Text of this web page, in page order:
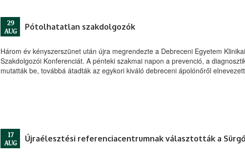
29
AUG
Pótolhatatlan szakdolgozók
Három év kényszerszünet után újra megrendezte a Debreceni Egyetem
Szakdolgozói Konferenciát. A pénteki szakmai napon a prevenció, a
mutatták be, továbbá átadták az egykori kiváló debreceni ápolónőről
17
AUG
Újraélesztési referenciacentrumnak választották a